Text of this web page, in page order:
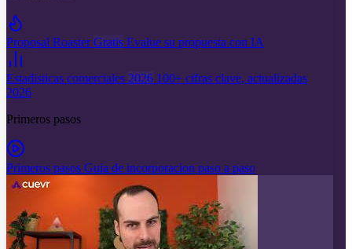
Proposal RoasterGratis Evalue su propuesta con IA
Estadisticas comerciales 2026 100+ cifras clave, actualizadas
2026
Primeros pasos
Primeros pasos Guia de incorporacion paso a paso